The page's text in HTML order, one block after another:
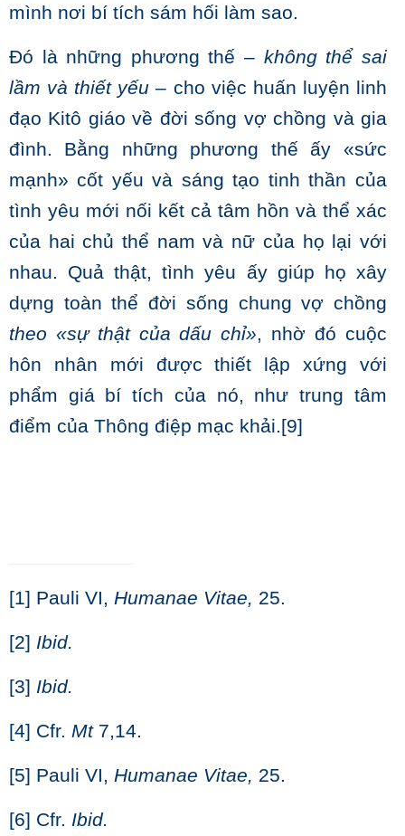
mình nơi bí tích sám hối làm sao.
Đó là những phương thế – không thể sai
lầm và thiết yếu – cho việc huấn luyện linh
đạo Kitô giáo về đời sống vợ chồng và gia
đình. Bằng những phương thế ấy «sức
mạnh» cốt yếu và sáng tạo tinh thần của
tình yêu mới nối kết cả tâm hồn và thể xác
của hai chủ thể nam và nữ của họ lại với
nhau. Quả thật, tình yêu ấy giúp họ xây
dựng toàn thể đời sống chung vợ chồng
theo «sự thật của dấu chỉ», nhờ đó cuộc
hôn nhân mới được thiết lập xứng với
phẩm giá bí tích của nó, như trung tâm
điểm của Thông điệp mạc khải.[9]
[1] Pauli VI, Humanae Vitae, 25.
[2] Ibid.
[3] Ibid.
[4] Cfr. Mt7,14.
[5] Pauli VI, Humanae Vitae, 25.
[6] Cfr. Ibid.